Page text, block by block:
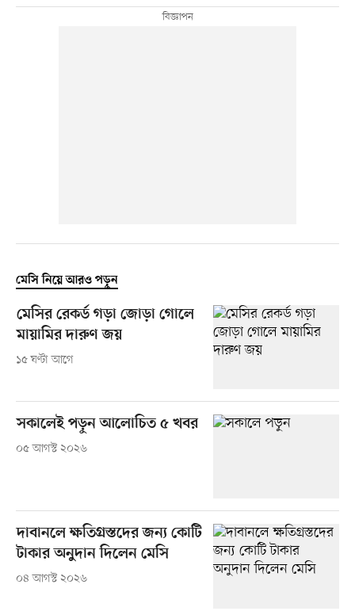
মেসি নিয়ে আরও পড়ুন
মেসির রেকর্ড গড়া জোড়া গোলে
মায়ামির দারুণ জয়
১৫ ঘণ্টা আগে
সকালেই পড়ুন আলোচিত ৫ খবর
০৫ আগস্ট ২০২৬
দাবানলে ক্ষতিগ্রস্তদের জন্য কোটি
টাকার অনুদান দিলেন মেসি
০৪ আগস্ট ২০২৬